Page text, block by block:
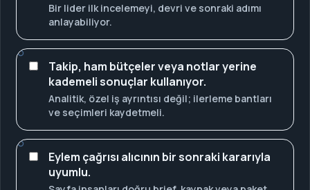
Bir lider ilk incelemeyi, devri ve sonraki adımı
anlayabiliyor.
Takip, ham bütçeler veya notlar yerine
kademeli sonuçlar kullanıyor.
Analitik, özel iş ayrıntısı değil; ilerleme bantları
ve seçimleri kaydetmeli.
Eylem çağrısı alıcının bir sonraki kararıyla
uyumlu.